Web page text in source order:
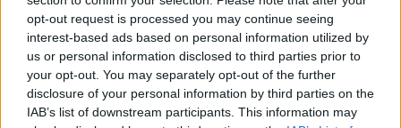
opt-out request is processed you may continue seeing
interest-based ads based on personal information utilized by
us or personal information disclosed to third parties prior to
your opt-out. You may separately opt-out of the further
disclosure of your personal information by third parties on the
IAB’s list of downstream participants. This information may
προσθέτουν επιπλέον προβλήματα στην ήδη
πιεσμένη ομάδα. Η αντικατάσταση του Κάλεν από
τον Κόβεντρι και η πιθανή συμμετοχή των
ΜακΑτίρ και Τζόνστον είναι πιθανές λύσεις για
την ενίσχυση της ομάδας.